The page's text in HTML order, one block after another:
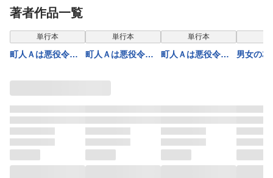
言葉がわかるの
で、気付いたとき
には竜騎士の頂点
を極めてました。
8
まいまし
著者作品一覧
単行本
町人Ａは悪役令嬢
たい ～どぶと空
【電子書店共通特
典イラスト付】
単行本
町人Ａは悪役令嬢
たい ～どぶと空
【電子書店共通特
典イラスト付】
表示制限中
単行本
町人Ａは悪役令嬢
【電子書店共通特
典イラスト付】
男女の